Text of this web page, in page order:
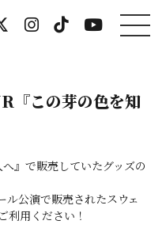
『この芽の色を知
』で販売していたグッズの
ル公演で販売されたスウェ
利用ください！